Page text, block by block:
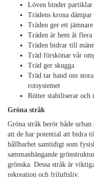
Löven binder partiklar
Trädens krona dämpar
Träden ger ett
Träden är hem åt
Träden bidrar till
Träd förskönar vår
Träd ger skugga
Träd tar hand om
rotsystemet
Rötter stabiliserar och
Gröna stråk
Gröna stråk berör både
att de har potential att bidra
hållbarhet samtidigt som
sammanhängande
grönska. Dessa stråk är
rekreation och friluftsliv.